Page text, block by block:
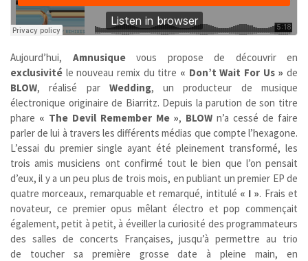
Aujourd’hui, Amnusiquevous propose de découvrir en
exclusivité le nouveau remix du titre « Don’t Wait For Us » de
BLOW, réalisé par Wedding, un producteur de musique
électronique originaire de Biarritz. Depuis la parution de son titre
phare « The Devil Remember Me », BLOWn’a cessé de faire
parler de lui à travers les différents médias que compte l’hexagone.
L’essai du premier single ayant été pleinement transformé, les
trois amis musiciens ont confirmé tout le bien que l’on pensait
d’eux, il y a un peu plus de trois mois, en publiant un premier EP de
quatre morceaux, remarquable et remarqué, intitulé « I ». Frais et
novateur, ce premier opus mêlant électro et pop commençait
également, petit à petit, à éveiller la curiosité des programmateurs
des salles de concerts Françaises, jusqu’à permettre au trio
de toucher sa première grosse date à pleine main, en